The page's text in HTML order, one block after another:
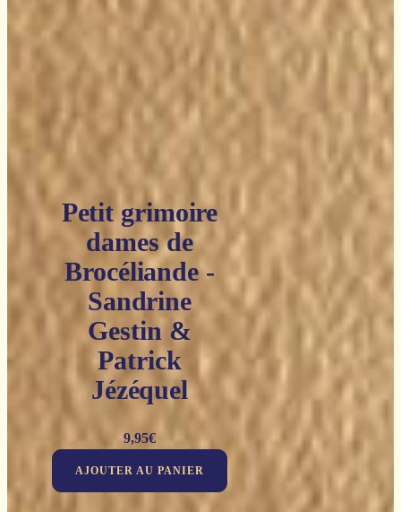
Petit grimoire
dames de
Brocéliande -
Sandrine
Gestin &
Patrick
Jézéquel
9,95€
AJOUTER AU PANIER